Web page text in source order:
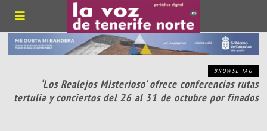
BROWSE TAG
‘Los Realejos Misterioso’ ofrece conferencias rutas
tertulia y conciertos del 26 al 31 de octubre por finados